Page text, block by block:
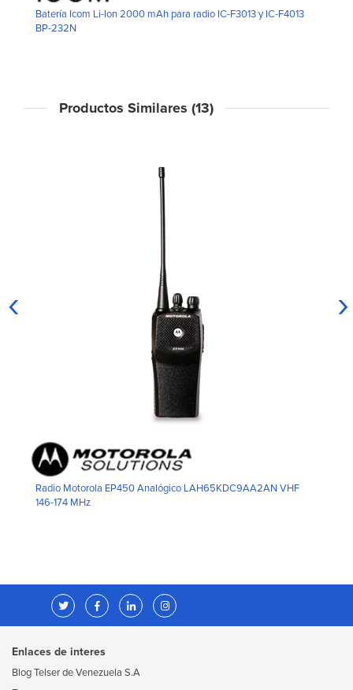
Batería Icom Li-Ion 2000 mAh para radio IC-F3013 y IC-F4013
BP-232N
Productos Similares (13)
Radio Motorola EP450 Analógico LAH65KDC9AA2AN VHF
146-174 MHz
‹ ›
Enlaces de interes
Blog Telser de Venezuela S.A